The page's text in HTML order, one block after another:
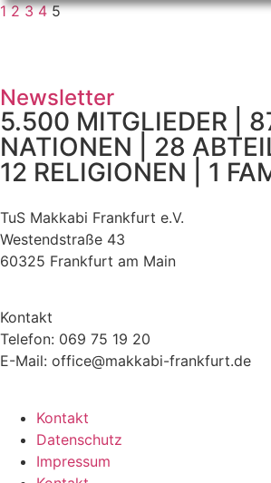
1 2 3 4 5
Newsletter
5.500 MITGLIEDER |
NATIONEN | 28
12 RELIGIONEN | 1
TuS Makkabi Frankfurt e.V.
Westendstraße 43
60325 Frankfurt am Main
Kontakt
Telefon: 069 75 19 20
E-Mail: office@makkabi-frankfurt.de
Kontakt
Datenschutz
Impressum